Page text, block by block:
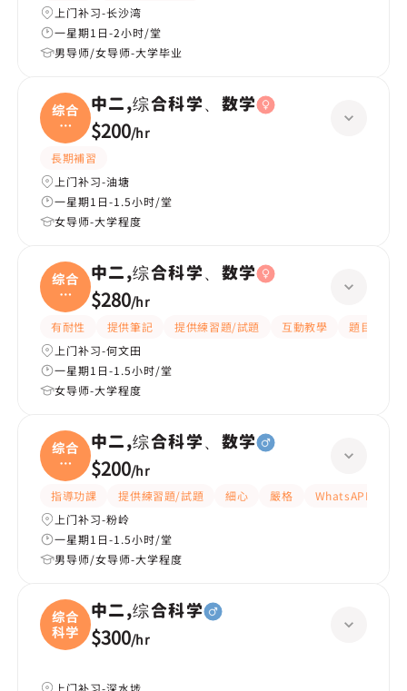
上门补习-长沙湾
一星期1日-2小时/堂
男导师/女导师-大学毕业
综合
科
学、
中二,综合科学、数学
$200/hr
長期補習
上门补习-油塘
一星期1日-1.5小时/堂
女导师-大学程度
综合
科
学、
中二,综合科学、数学
$280/hr
有耐性 提供筆記 提供練習題/試題 互動教學
題目講解
上门补习-何文田
一星期1日-1.5小时/堂
女导师-大学程度
综合
科
学、
中二,综合科学、数学
$200/hr
指導功課 提供練習題/試題 細心 嚴格
WhatsAPP問功課
上门补习-粉岭
一星期1日-1.5小时/堂
男导师/女导师-大学程度
综合
科学
中二,综合科学
$300/hr
上门补习-深水埗